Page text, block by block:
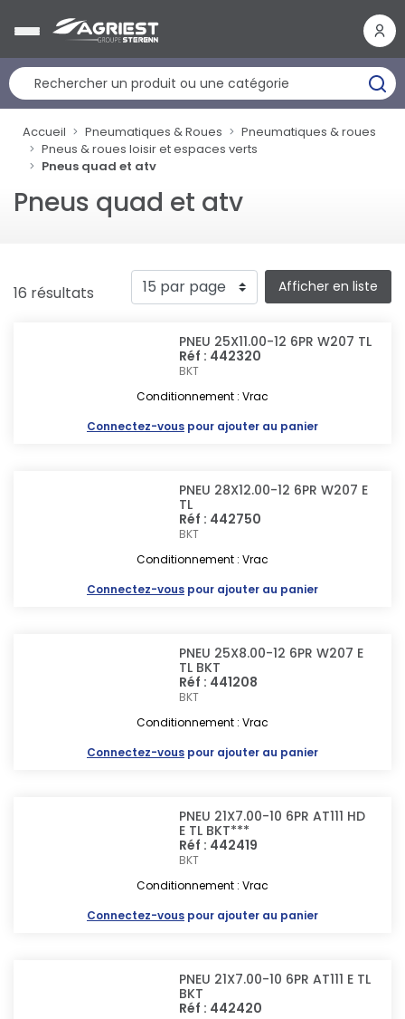
Accueil Pneumatiques & Roues
Pneumatiques & roues
Pneus & roues loisir et espaces verts
Pneus quad et atv
Pneus quad et atv
16 résultats Afficher en liste
PNEU 25X11.00-12 6PR W207 TL
Réf : 442320
BKT
Conditionnement : Vrac
Connectez-vous pour ajouter au panier
PNEU 28X12.00-12 6PR W207 E
TL
Réf : 442750
BKT
Conditionnement : Vrac
Connectez-vous pour ajouter au panier
PNEU 25X8.00-12 6PR W207 E
TL BKT
Réf : 441208
BKT
Conditionnement : Vrac
Connectez-vous pour ajouter au panier
PNEU 21X7.00-10 6PR AT111 HD
E TL BKT***
Réf : 442419
BKT
Conditionnement : Vrac
Connectez-vous pour ajouter au panier
PNEU 21X7.00-10 6PR AT111 E TL
BKT
Réf : 442420